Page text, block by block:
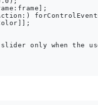
only when the